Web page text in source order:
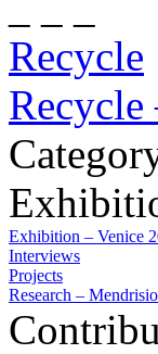
Recycle
Exhibition – Venice
Interviews
Projects
Research –